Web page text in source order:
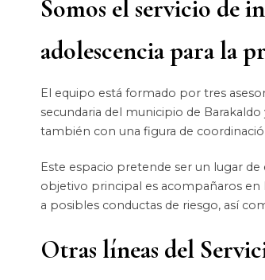
Somos el servicio de
adolescencia para la
El equipo está formado por tres
secundaria del municipio de
también con una figura de
Este espacio pretende ser un lugar
objetivo principal es acompañaros en
a posibles conductas de riesgo, así
Otras líneas del